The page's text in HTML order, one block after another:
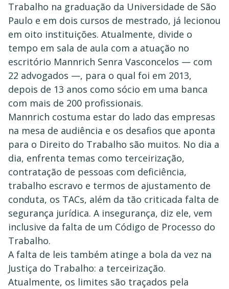
Trabalho na graduação da Universidade de São
Paulo e em dois cursos de mestrado, já lecionou
em oito instituições. Atualmente, divide o
tempo em sala de aula com a atuação no
escritório Mannrich Senra Vasconcelos — com
22 advogados —, para o qual foi em 2013,
depois de 13 anos como sócio em uma banca
com mais de 200 profissionais.
Mannrich costuma estar do lado das empresas
na mesa de audiência e os desafios que aponta
para o Direito do Trabalho são muitos. No dia a
dia, enfrenta temas como terceirização,
contratação de pessoas com deficiência,
trabalho escravo e termos de ajustamento de
conduta, os TACs, além da tão criticada falta de
segurança jurídica. A insegurança, diz ele, vem
inclusive da falta de um Código de Processo do
Trabalho.
A falta de leis também atinge a bola da vez na
Justiça do Trabalho: a terceirização.
Atualmente, os limites são traçados pela